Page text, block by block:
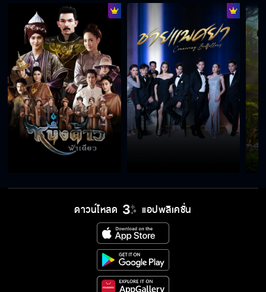
กล้องวงจรปิดพร้อมค่ะ
ไม่มีอะไรดีไปกว่าการพูดความจริง
เรากลับมาเป็นเพื่อนกันนะ
อย่าเพ้อ อย่าเคลิ้ม อย่ามโน ท่องไว้สะอิ้ง
ดาวน์โหลด แอปพลิเคชั่น